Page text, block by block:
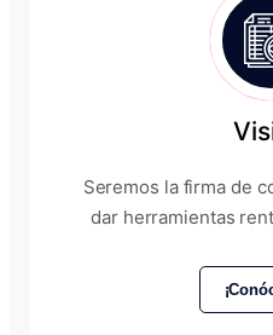
Seremos la firma de
dar herramientas